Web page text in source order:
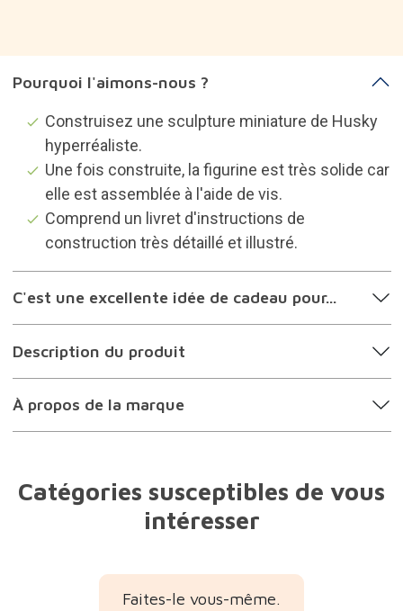
Pourquoi l'aimons-nous ?
Construisez une sculpture miniature de Husky
hyperréaliste.
Une fois construite, la figurine est très solide car
elle est assemblée à l'aide de vis.
Comprend un livret d'instructions de
construction très détaillé et illustré.
C'est une excellente idée de cadeau pour...
Description du produit
À propos de la marque
Catégories susceptibles de vous
intéresser
Faites-le vous-même.